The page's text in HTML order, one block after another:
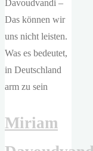
Miriam